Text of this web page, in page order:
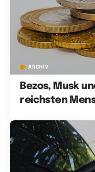
ARCHIV
Bezos, Musk
reichsten